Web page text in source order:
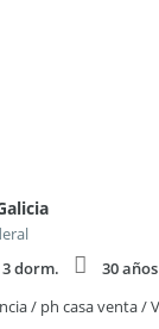
3 dorm.
30 años